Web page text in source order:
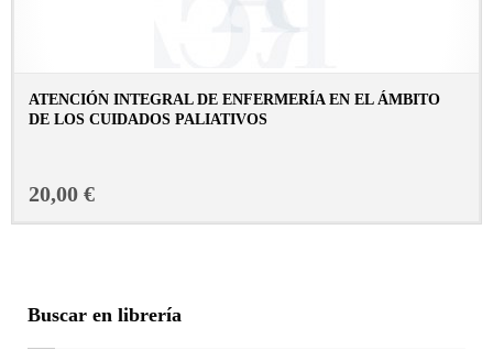
ATENCIÓN INTEGRAL DE ENFERMERÍA EN EL ÁMBITO
DE LOS CUIDADOS PALIATIVOS
20,00 €
Buscar en librería